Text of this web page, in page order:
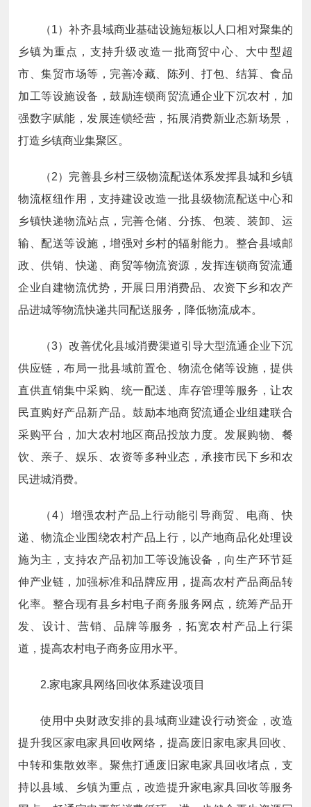
（1）补齐县域商业基础设施短板以人口相对聚集的
乡镇为重点，支持升级改造一批商贸中心 、大中型超
市、集贸市场等，完善冷藏、陈列、打包、结算、食品
加工等设施设备，鼓励连锁商贸流通企业下沉农村，加
强数字赋能，发展连锁经营，拓展消费新业态新场景，
打造乡镇商业集聚区。
（2）完善县乡村三级物流配送体系发挥县城和乡镇
物流枢纽作用，支持建设改造一批县级物流配送中心和
乡镇快递物流站点，完善仓储、分拣、包装、装卸、运
输、配送等设施，增强对乡村的辐射能力。整合县域邮
政、供销、快递、商贸等物流资源，发挥连锁商贸流通
企业自建物流优势，开展日用消费品、农资下乡和农产
品进城等物流快递共同配送服务，降低物流成本。
（3）改善优化县域消费渠道引导大型流通企业下沉
供应链，布局一批县域前置仓、物流仓储等设施，提供
直供直销集中采购、统一配送、库存管理等服务，让农
民直购好产品新产品。鼓励本地商贸流通企业组建联合
采购平台，加大农村地区商品投放力度。发展购物、餐
饮、亲子、娱乐、农资等多种业态，承接市民下乡和农
民进城消费。
（4）增强农村产品上行动能引导商贸、电商、快
递、物流企业围绕农村产品上行，以产地商品化处理设
施为主，支持农产品初加工等设施设备，向生产环节延
伸产业链，加强标准和品牌应用，提高农村产品商品转
化率。整合现有县乡村电子商务服务网点，统筹产品开
发、设计、营销、品牌等服务，拓宽农村产品上行渠
道，提高农村电子商务应用水平。
2.家电家具网络回收体系建设项目
使用中央财政安排的县域商业建设行动资金，改造
提升我区家电家具回收网络，提高废旧家电家具回收、
中转和集散效率。聚焦打通废旧家电家具回收堵点，支
持以县域、乡镇为重点，改造提升家电家具回收等服务